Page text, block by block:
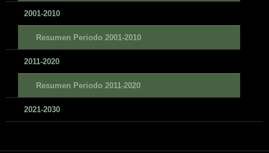
2001-2010
Resumen Periodo 2001-2010
2011-2020
Resumen Periodo 2011-2020
2021-2030